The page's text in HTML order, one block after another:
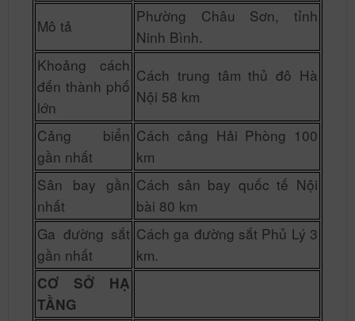
Mô tả
Phường Châu Sơn, tỉnh
Ninh Bình.
Khoảng cách
đến thành phố
lớn
Cách trung tâm thủ đô Hà
Nội 58 km
Cảng biển
gần nhất
Cách cảng Hải Phòng 100
km
Sân bay gần
nhất
Cách sân bay quốc tế Nội
bài 80 km
Ga đường sắt
gần nhất
Cách ga đường sắt Phủ Lý 3
km.
CƠ SỞ HẠ
TẦNG